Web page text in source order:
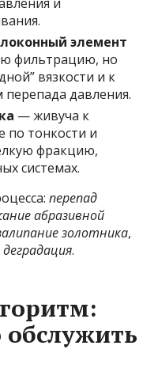
элемент
фильтрацию, но
вязкости и к
перепада давления.
— живуча к
по тонкости и
фракцию,
системах.
перепад
абразивной
золотника,
.